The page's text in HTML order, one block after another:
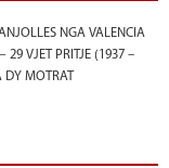
NGA VALENCIA
29 VJET PRITJE (1937 –
DY MOTRAT